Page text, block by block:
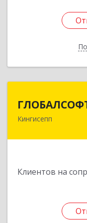
Кингисепп
Клиентов на
188485,